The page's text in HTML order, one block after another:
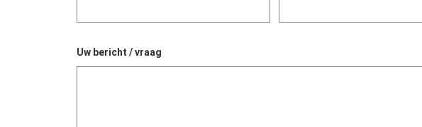
Uw bericht / vraag